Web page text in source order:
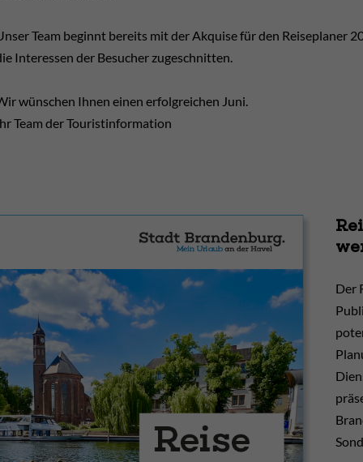
Team beginnt bereits mit der Akquise für den Reiseplaner
Interessen der Besucher zugeschnitten.
wünschen Ihnen einen erfolgreichen Juni.
Team der Touristinformation
Der